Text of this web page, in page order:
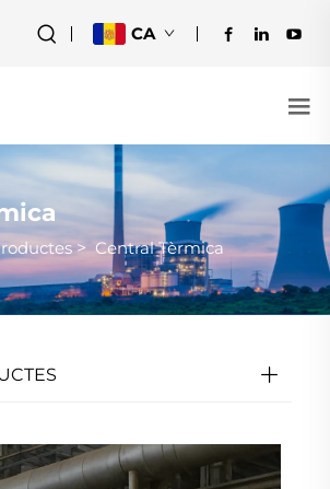
CA
>Central Tèrmica